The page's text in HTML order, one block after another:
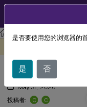
Citrix Virtual Apps and
思杰思高特
May 31, 2026
投稿者:
C C
是否要使用您的浏览器的
是 否